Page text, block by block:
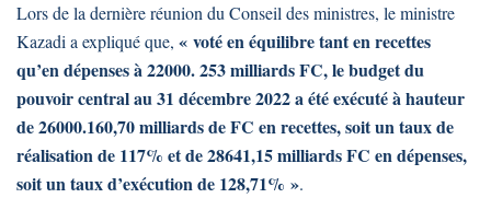
Lors de la dernière réunion du Conseil des ministres, le ministre
Kazadi a expliqué que, « voté en équilibre tant en recettes
qu’en dépenses à 22000. 253 milliards FC, le budget du
pouvoir central au 31 décembre 2022 a été exécuté à hauteur
de 26000.160,70 milliards de FC en recettes, soit un taux de
réalisation de 117% et de 28641,15 milliards FC en dépenses,
soit un taux d’exécution de 128,71% ».